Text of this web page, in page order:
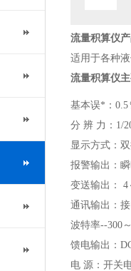
流量积算仪
适用于各种
流量积算仪
基本误*：0.5
分 辨 力：1/
显示方式：
报警输出：
变送输出： 4
通讯输出：接
波特率--300
馈电输出：
电 源：开关